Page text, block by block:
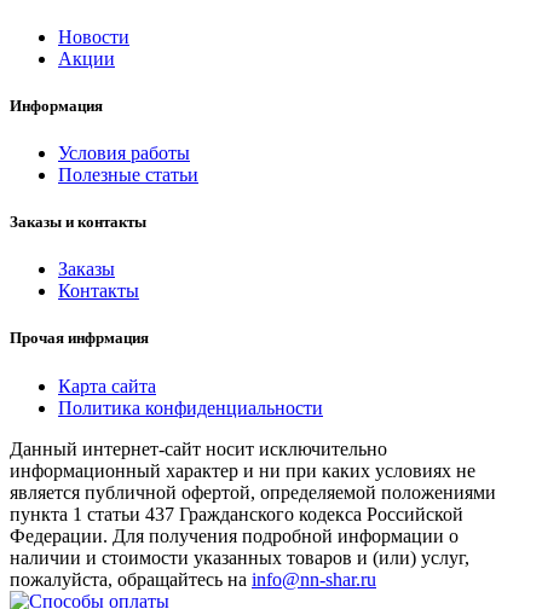
Новости
Акции
Информация
Условия работы
Полезные статьи
Заказы и контакты
Заказы
Контакты
Прочая инфрмация
Карта сайта
Политика конфиденциальности
Данный интернет-сайт носит исключительно
информационный характер и ни при каких условиях не
является публичной офертой, определяемой положениями
пункта 1 статьи 437 Гражданского кодекса Российской
Федерации. Для получения подробной информации о
наличии и стоимости указанных товаров и (или) услуг,
пожалуйста, обращайтесь на info@nn-shar.ru